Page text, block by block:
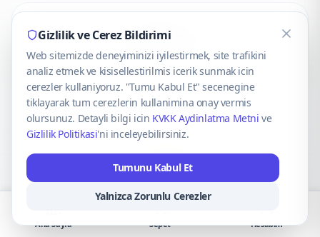
CaseOnn
© 2025 CaseOnn. Tüm hakları saklıdır.
VISA Mastercard
Gizlilik ve Cerez Bildirimi
Web sitemizde deneyiminizi iyilestirmek, site trafikini
analiz etmek ve kisisellestirilmis icerik sunmak icin
cerezler kullaniyoruz. "Tumu Kabul Et" secenegine
tiklayarak tum cerezlerin kullanimina onay vermis
olursunuz. Detayli bilgi icin KVKK Aydinlatma Metni ve
Gizlilik Politikasi'ni inceleyebilirsiniz.
Tumunu Kabul Et
Yalnizca Zorunlu Cerezler
Ana Sayfa Sepet Hesabım